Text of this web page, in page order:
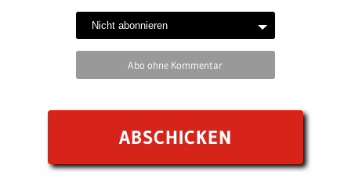
Abo ohne Kommentar